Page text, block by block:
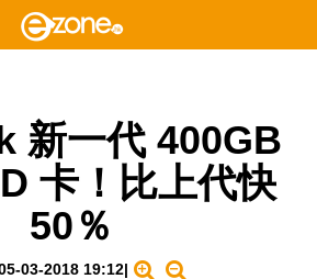
新一代 400GB
卡！比上代快
50％
03-2018 19:12|